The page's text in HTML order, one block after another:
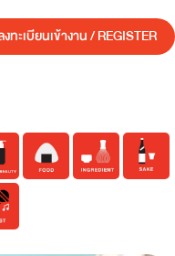
ทะเบียนเข้างาน / REGISTER